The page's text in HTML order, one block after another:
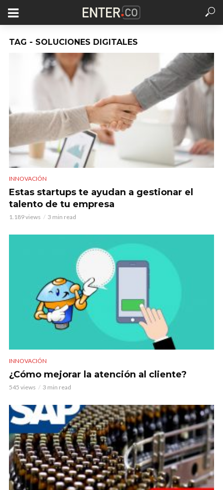
TAG - SOLUCIONES DIGITALES
INNOVACIÓN
Estas startups te ayudan a gestionar el
talento de tu empresa
1.189 views 3 min read
INNOVACIÓN
¿Cómo mejorar la atención al cliente?
545 views 3 min read